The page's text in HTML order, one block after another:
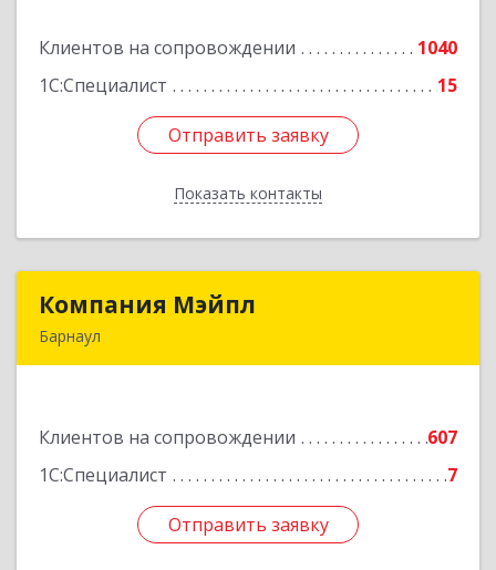
Клиентов на сопровождении
1040
1С:Специалист
15
Отправить заявку
Показать контакты
Подробнее
Отправить заявку
Назад
Компания Мэйпл
Барнаул
Клиентов на сопровождении
607
1С:Специалист
7
Отправить заявку
Компания Мэйпл
Подробнее
Отправить заявку